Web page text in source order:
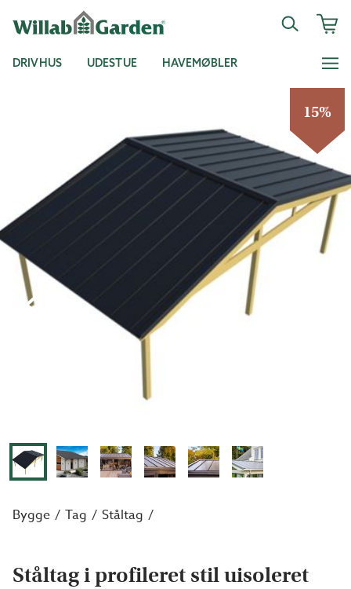
DRIVHUS UDESTUE HAVEMØBLER
15%
Bygge Tag Ståltag
Ståltag i profileret stil uisoleret